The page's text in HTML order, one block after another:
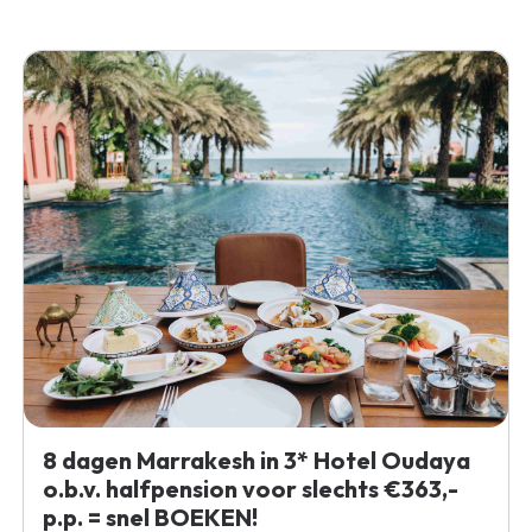
8 dagen Marrakesh in 3* Hotel Oudaya
o.b.v. halfpension voor slechts €363,-
p.p. = snel BOEKEN!